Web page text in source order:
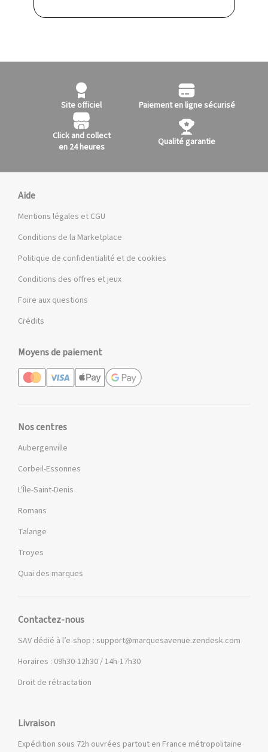
Site officiel Paiement en ligne sécurisé
Click and collect
en 24 heures
Qualité garantie
Aide
Mentions légales et CGU
Conditions de la Marketplace
Politique de confidentialité et de cookies
Conditions des offres et jeux
Foire aux questions
Crédits
Moyens de paiement
Nos centres
Aubergenville
Corbeil-Essonnes
L'Île-Saint-Denis
Romans
Talange
Troyes
Quai des marques
Contactez-nous
SAV dédié à l’e-shop : support@marquesavenue.zendesk.com
Horaires : 09h30-12h30 / 14h-17h30
Droit de rétractation
Livraison
Expédition sous 72h ouvrées partout en France métropolitaine